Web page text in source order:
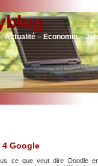
Actualité – Economie –
4 Google
ce que veut dire Doodle